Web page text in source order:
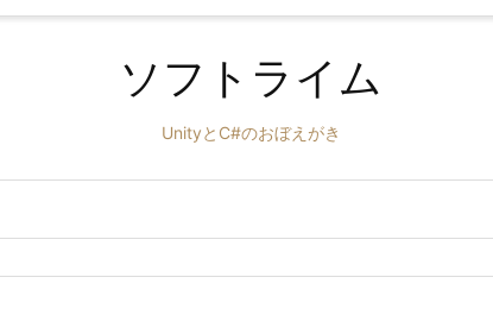
ソフトライム
UnityとC#のおぼえがき